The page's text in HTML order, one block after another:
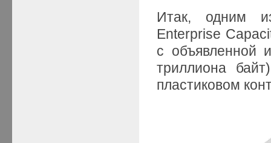
Итак, одним
Enterprise
с объявленной
триллиона
пластиковом